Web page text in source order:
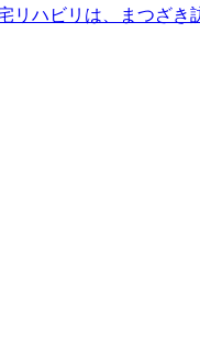
リハビリは、まつざき